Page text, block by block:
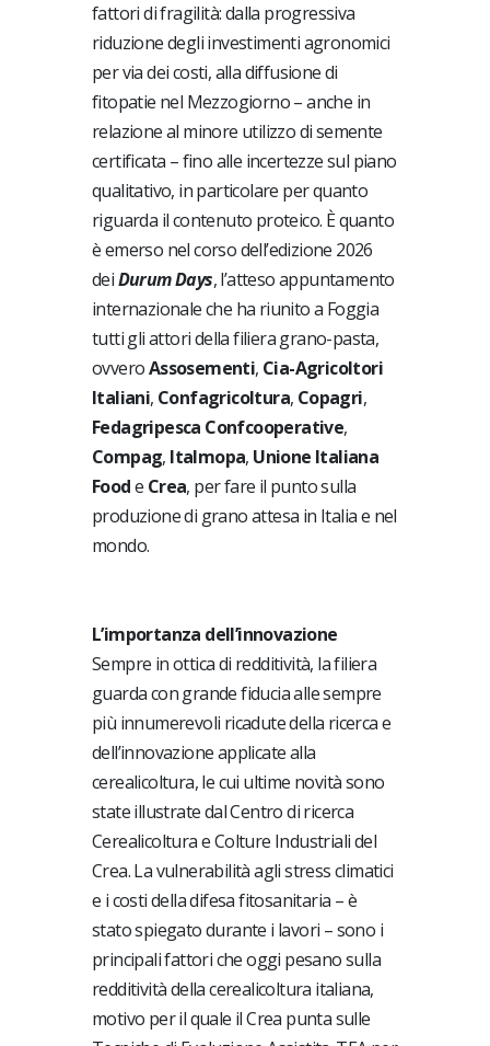
fattori di fragilità: dalla progressiva
riduzione degli investimenti agronomici
per via dei costi, alla diffusione di
fitopatie nel Mezzogiorno – anche in
relazione al minore utilizzo di semente
certificata – fino alle incertezze sul piano
qualitativo, in particolare per quanto
riguarda il contenuto proteico. È quanto
è emerso nel corso dell’edizione 2026
deiDurum Days, l’atteso appuntamento
internazionale che ha riunito a Foggia
tutti gli attori della filiera grano-pasta,
ovveroAssosementi, Cia-Agricoltori
Italiani, Confagricoltura, Copagri,
Fedagripesca Confcooperative,
Compag, Italmopa, Unione Italiana
Foode Crea, per fare il punto sulla
produzione di grano attesa in Italia e nel
mondo.
L’importanza dell’innovazione
Sempre in ottica di redditività, la filiera
guarda con grande fiducia alle sempre
più innumerevoli ricadute della ricerca e
dell’innovazione applicate alla
cerealicoltura, le cui ultime novità sono
state illustrate dal Centro di ricerca
Cerealicoltura e Colture Industriali del
Crea. La vulnerabilità agli stress climatici
e i costi della difesa fitosanitaria – è
stato spiegato durante i lavori – sono i
principali fattori che oggi pesano sulla
redditività della cerealicoltura italiana,
motivo per il quale il Crea punta sulle